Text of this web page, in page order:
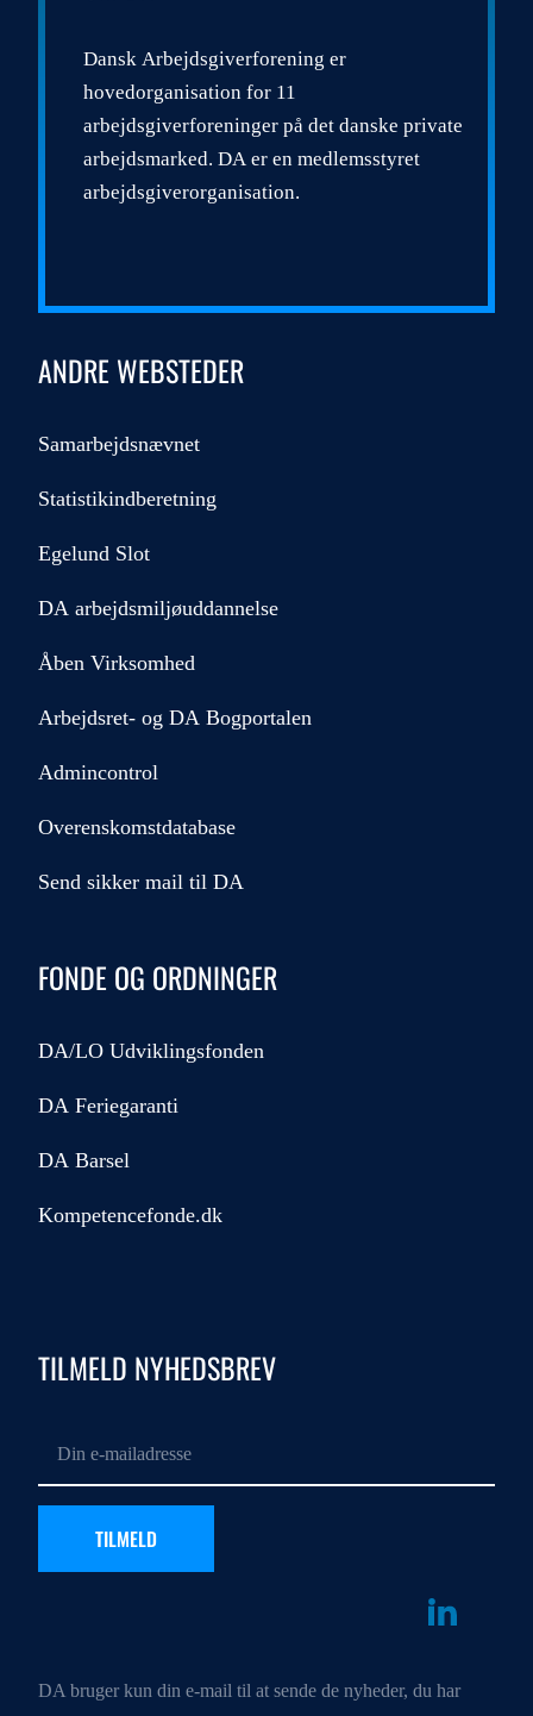
Dansk Arbejdsgiverforening er
hovedorganisation for 11
arbejdsgiverforeninger på det danske private
arbejdsmarked. DA er en medlemsstyret
arbejdsgiverorganisation.
ANDRE WEBSTEDER
Samarbejdsnævnet
Statistikindberetning
Egelund Slot
DA arbejdsmiljøuddannelse
Åben Virksomhed
Arbejdsret- og DA Bogportalen
Admincontrol
Overenskomstdatabase
Send sikker mail til DA
FONDE OG ORDNINGER
DA/LO Udviklingsfonden
DA Feriegaranti
DA Barsel
Kompetencefonde.dk
TILMELD NYHEDSBREV
DA bruger kun din e-mail til at sende de nyheder, du har